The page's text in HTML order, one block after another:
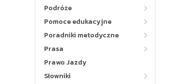
Podróże
Pomoce edukacyjne
Poradniki metodyczne
Prasa
Prawo Jazdy
Słowniki